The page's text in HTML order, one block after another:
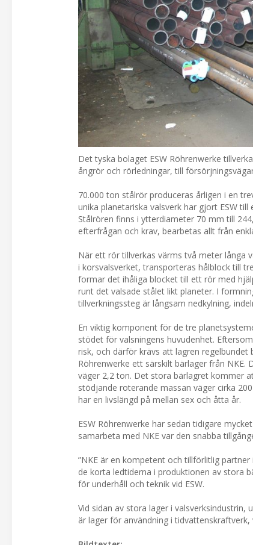
Det tyska bolaget ESW Röhrenwerke
ångrör och rörledningar, till
70.000 ton stålrör produceras årligen i en
unika planetariska valsverk har gjort ESW
Stålrören finns i ytterdiameter 70 mm till
efterfrågan och krav, bearbetas allt från
När ett rör tillverkas värms två meter långa
i korsvalsverket, transporteras hålblock till
formar det ihåliga blocket till ett rör med
runt det valsade stålet likt planeter. I
tillverkningssteg är långsam nedkylning,
En viktig komponent för de tre
stödet för valsningens huvudenhet.
risk, och därför krävs att lagren regelbundet
Röhrenwerke ett särskilt bärlager från
väger 2,2 ton. Det stora bärlagret kommer
stödjande roterande massan väger cirka
har en livslängd på mellan sex och åtta år.
ESW Röhrenwerke har sedan tidigare
samarbeta med NKE var den snabba
”NKE är en kompetent och tillförlitlig
de korta ledtiderna i produktionen av stora
för underhåll och teknik vid ESW.
Vid sidan av stora lager i valsverksindustrin,
är lager för användning i